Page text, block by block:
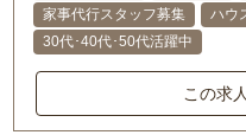
家事代行スタッフ募集
ハウ
30代･40代･50代活躍中
この求